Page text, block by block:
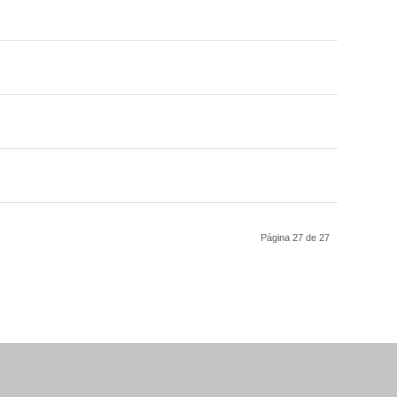
Página 27 de 27